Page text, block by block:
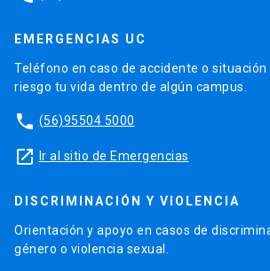
EMERGENCIAS UC
Teléfono en caso de accidente o situación
riesgo tu vida dentro de algún campus.
phone (56)95504 5000
launch Ir al sitio de Emergencias
DISCRIMINACIÓN Y VIOLENCIA
Orientación y apoyo en casos de
género o violencia sexual.